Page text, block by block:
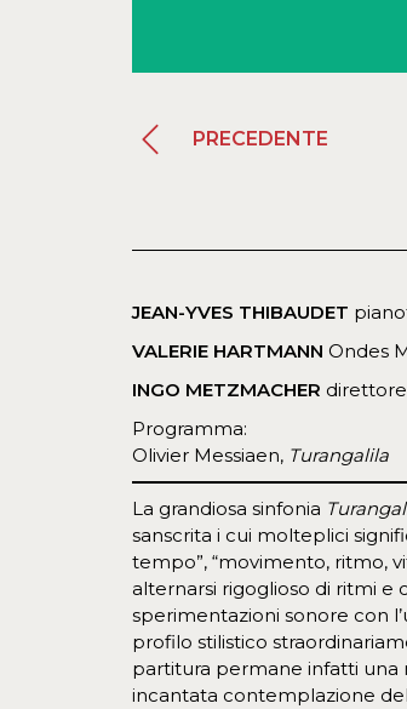
PRECEDENTE
JEAN-YVES THIBAUDET
VALERIE HARTMANN Ondes
INGO METZMACHER direttore
Programma:
Olivier Messiaen, Turangalila
La grandiosa sinfonia
sanscrita i cui molteplici
tempo”, “movimento, ritmo,
alternarsi rigoglioso di ritmi e
sperimentazioni sonore con
profilo stilistico
partitura permane infatti una
incantata contemplazione